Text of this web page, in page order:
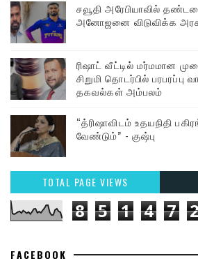
சவூதி அரேபியாவில்
அனோஜனை விடுவிக்க
ரிஷாட் வீட்டில் மர்மமான
சிறுமி தொடர்பில் பரபரப்பு
தகவல்கள் அம்பலம்
“த்ரிஷாவிடம் உதயநிதி
வேண்டும்” - குஷ்பு
TOTAL PAGE VIEWS
8 5 1 4 7
FACEBOOK